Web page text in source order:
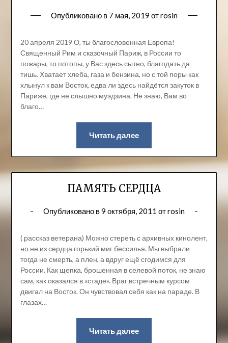
Опубликовано в 7 мая, 2019 отrosin
20 апреля 2019 О, ты благословенная Европа!
Священный Рим и сказочный Париж, в России то
пожары, то потопы, у Вас здесь сытно, благодать да
тишь. Хватает хлеба, газа и бензина, но с той поры как
хлынул к вам Восток, едва ли здесь найдётся закуток в
Париже, где не слышно муэдзина. Не знаю, Вам во
благо…
Читать далее
ПАМЯТЬ СЕРДЦА
Опубликовано в9 октября, 2011 отrosin
( рассказ ветерана) Можно стереть с архивных кинолент,
но не из сердца горький миг бессилья. Мы выбрали
тогда не смерть, а плен, а вдруг ещё сгодимся для
России. Как щепка, брошенная в селевой поток, не знаю
сам, как оказался в «стаде». Враг встречным курсом
двигал на Восток. Он чувствовал себя как на параде. В
глазах…
Читать далее